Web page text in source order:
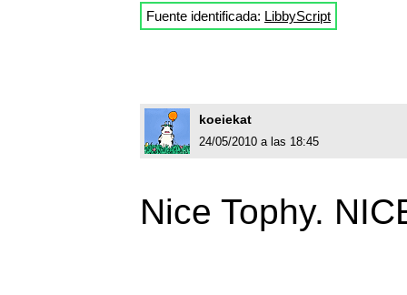
Fuente identificada: LibbyScript
koeiekat
24/05/2010 a las 18:45
Nice Tophy.